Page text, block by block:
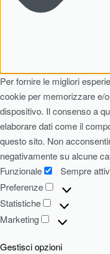
Per fornire le migliori
cookie per memorizzare e/
dispositivo. Il consenso a
elaborare dati come il
questo sito. Non
negativamente su alcune
Funzionale
Sempre
Preferenze
Statistiche
Marketing
Gestisci opzioni